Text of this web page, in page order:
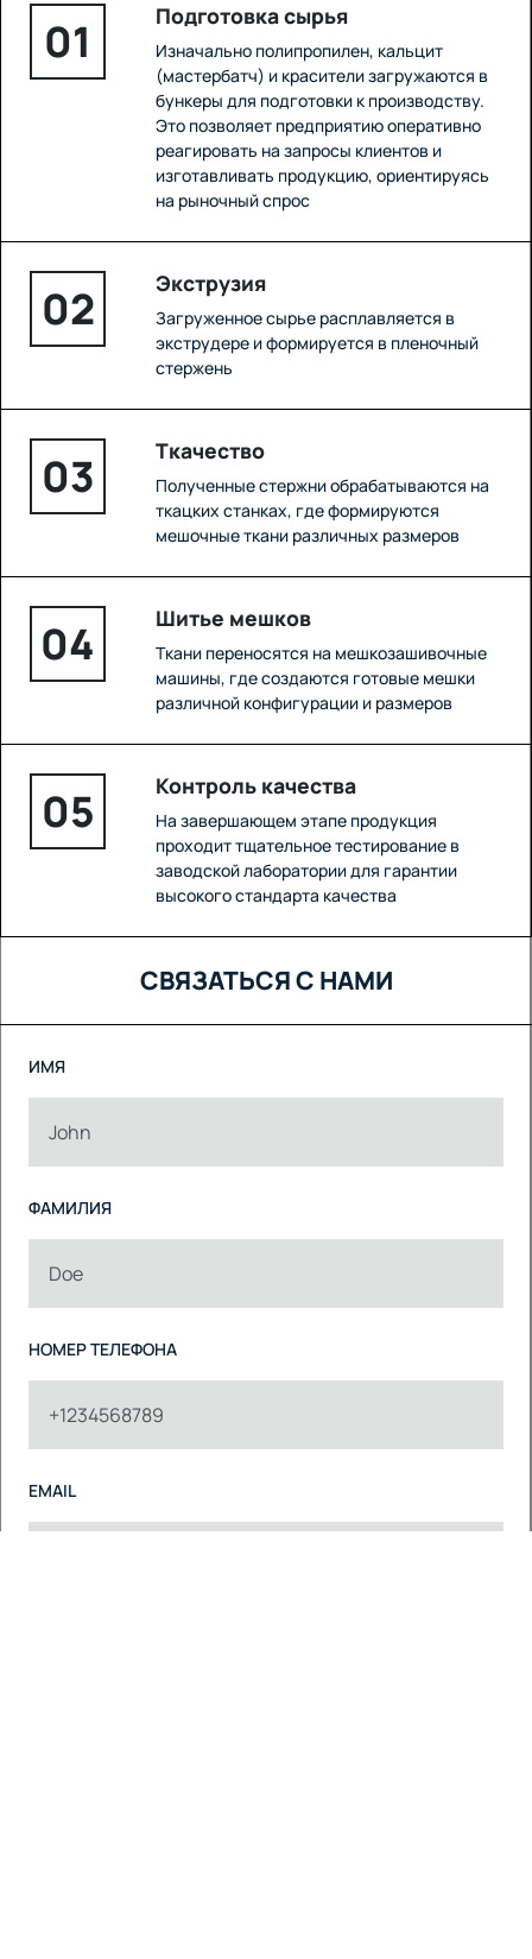
01 Подготовка сырья
Изначально полипропилен, кальцит
(мастербатч) и красители загружаются в
бункеры для подготовки к производству.
Это позволяет предприятию оперативно
реагировать на запросы клиентов и
изготавливать продукцию, ориентируясь
на рыночный спрос
02 Экструзия
Загруженное сырье расплавляется в
экструдере и формируется в пленочный
стержень
03 Ткачество
Полученные стержни обрабатываются на
ткацких станках, где формируются
мешочные ткани различных размеров
04 Шитье мешков
Ткани переносятся на мешкозашивочные
машины, где создаются готовые мешки
различной конфигурации и размеров
05 Контроль качества
На завершающем этапе продукция
проходит тщательное тестирование в
заводской лаборатории для гарантии
высокого стандарта качества
СВЯЗАТЬСЯ С НАМИ
ИМЯ
ФАМИЛИЯ
НОМЕР ТЕЛЕФОНА
EMAIL